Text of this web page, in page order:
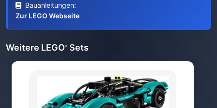
Bauanleitungen:
Zur LEGO Webseite
Weitere LEGO® Sets